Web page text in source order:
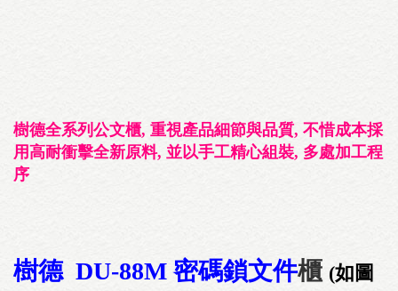
樹德全系列公文櫃, 重視產品細節與品質, 不惜成本採
用高耐衝擊全新原料, 並以手工精心組裝, 多處加工程
序
樹德 DU-88M 密碼鎖文件櫃 (如圖